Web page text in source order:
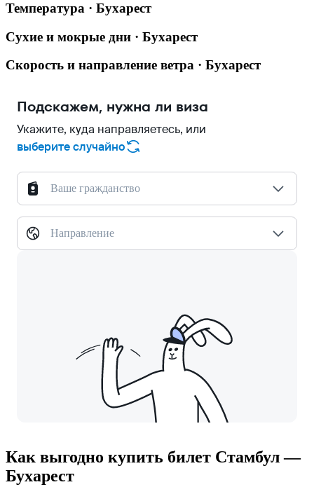
Температура · Бухарест
Сухие и мокрые дни · Бухарест
Скорость и направление ветра · Бухарест
Подскажем, нужна ли виза
Укажите, куда направляетесь, или
выберите случайно
Ваше гражданство
Направление
Как выгодно купить билет Стамбул —
Бухарест